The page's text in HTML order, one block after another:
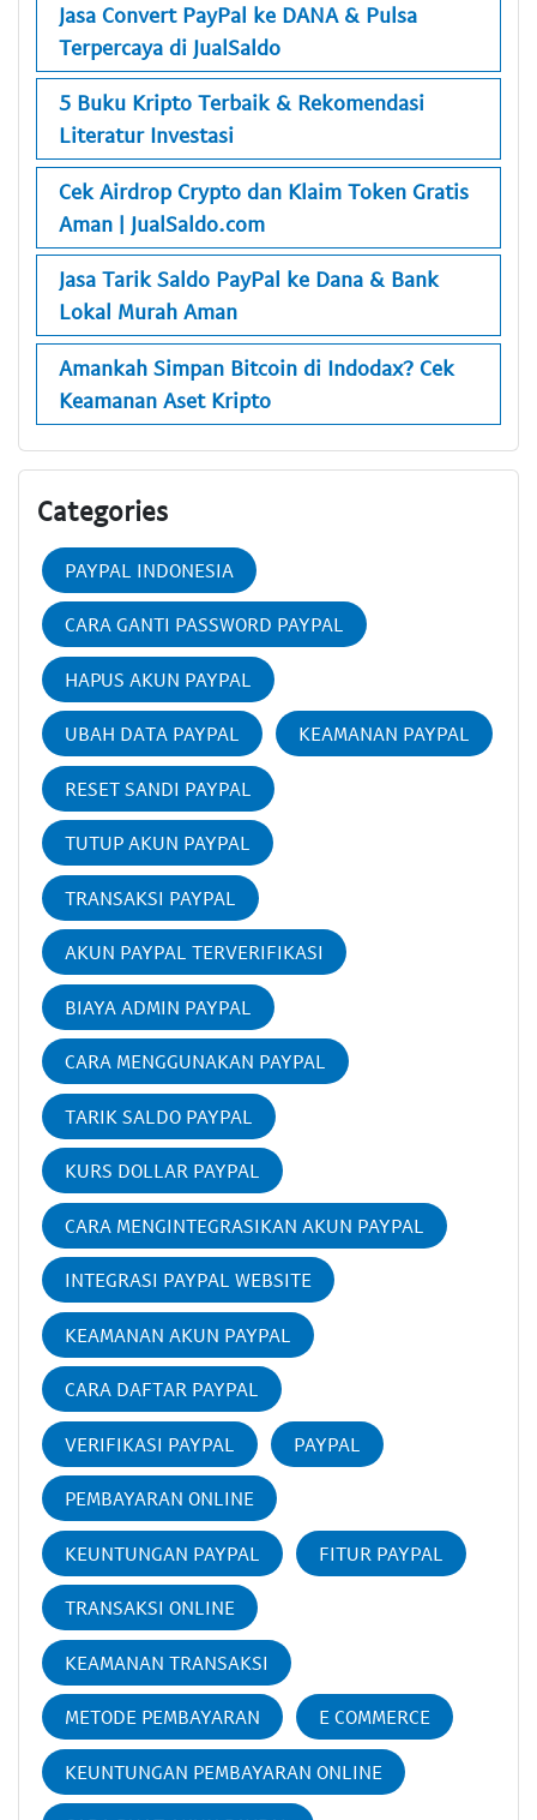
Jasa Convert PayPal ke DANA & Pulsa
Terpercaya di JualSaldo
5 Buku Kripto Terbaik & Rekomendasi
Literatur Investasi
Cek Airdrop Crypto dan Klaim Token Gratis
Aman | JualSaldo.com
Jasa Tarik Saldo PayPal ke Dana & Bank
Lokal Murah Aman
Amankah Simpan Bitcoin di Indodax? Cek
Keamanan Aset Kripto
Categories
PAYPAL INDONESIA
CARA GANTI PASSWORD PAYPAL
HAPUS AKUN PAYPAL
UBAH DATA PAYPAL KEAMANAN PAYPAL
RESET SANDI PAYPAL
TUTUP AKUN PAYPAL
TRANSAKSI PAYPAL
AKUN PAYPAL TERVERIFIKASI
BIAYA ADMIN PAYPAL
CARA MENGGUNAKAN PAYPAL
TARIK SALDO PAYPAL
KURS DOLLAR PAYPAL
CARA MENGINTEGRASIKAN AKUN PAYPAL
INTEGRASI PAYPAL WEBSITE
KEAMANAN AKUN PAYPAL
CARA DAFTAR PAYPAL
VERIFIKASI PAYPAL PAYPAL
PEMBAYARAN ONLINE
KEUNTUNGAN PAYPAL FITUR PAYPAL
TRANSAKSI ONLINE
KEAMANAN TRANSAKSI
METODE PEMBAYARAN E COMMERCE
KEUNTUNGAN PEMBAYARAN ONLINE